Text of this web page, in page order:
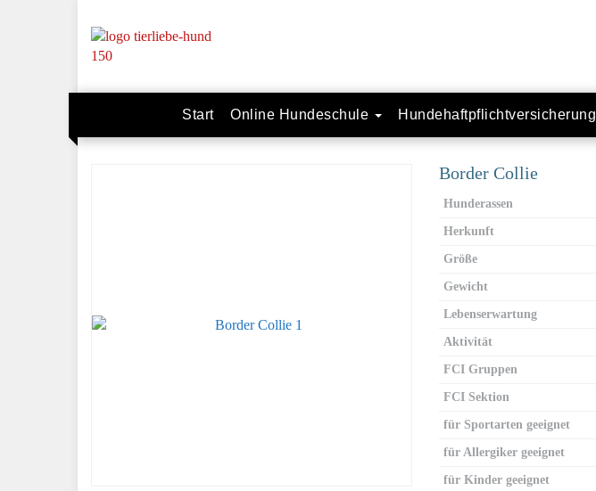
Start Online Hundeschule Hundehaftpflichtversicherung
Border Collie
Hunderassen
Herkunft
Größe
Gewicht
Lebenserwartung
Aktivität
FCI Gruppen
FCI Sektion
für Sportarten geeignet
für Allergiker geeignet
für Kinder geeignet